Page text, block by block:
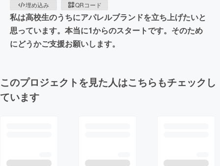
埋め込み
QRコード
私は高校生のうちにアパレルブランドを立ち上げたいと
思っています。本当に1からのスタートです。そのため
にどうかご支援お願いします。
このプロジェクトを見た人はこちらもチェックし
ています